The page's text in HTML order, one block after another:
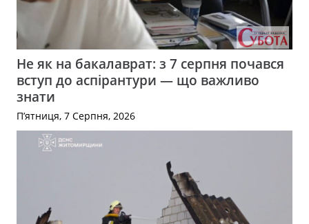
Не як на бакалаврат: з 7 серпня почався
вступ до аспірантури — що важливо
знати
П’ятниця, 7 Серпня, 2026